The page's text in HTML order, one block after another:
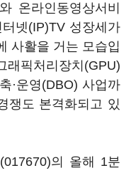
온라인동영상서비
넷(IP)TV 성장세가
사활을 거는 모습입
픽처리장치(GPU)
·운영(DBO) 사업까
쟁도 본격화되고 있
의 올해 1분